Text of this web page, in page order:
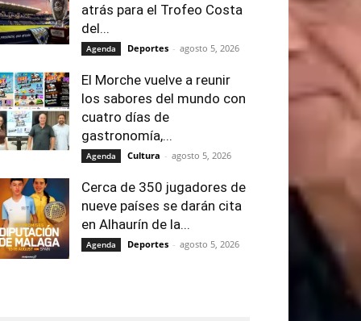
atrás para el Trofeo Costa
del...
Agenda Deportes - agosto 5, 2026
El Morche vuelve a reunir
los sabores del mundo con
cuatro días de
gastronomía,...
Agenda Cultura - agosto 5, 2026
Cerca de 350 jugadores de
nueve países se darán cita
en Alhaurín de la...
Agenda Deportes - agosto 5, 2026